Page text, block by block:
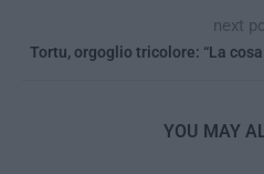
next
Tortu, orgoglio tricolore: “La
YOU MAY